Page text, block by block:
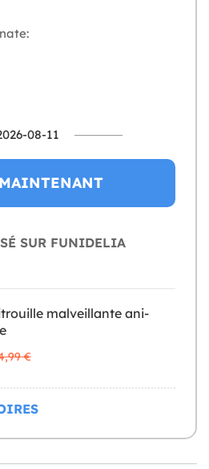
08-11
SUR FUNIDELIA
malveillante ani-
€